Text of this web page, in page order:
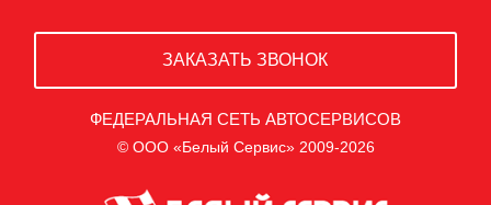
ЗАКАЗАТЬ ЗВОНОК
ФЕДЕРАЛЬНАЯ СЕТЬ АВТОСЕРВИСОВ
© ООО «Белый Сервис» 2009-2026